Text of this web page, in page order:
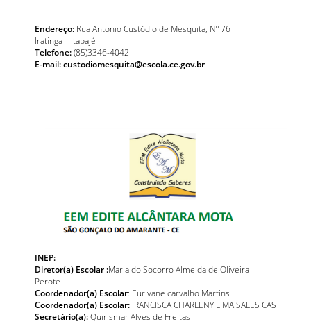
Endereço: Rua Antonio Custódio de Mesquita, Nº 76
Iratinga – Itapajé
Telefone:(85)3346-4042
E-mail:custodiomesquita@escola.ce.gov.br
INEP:
Diretor(a) Escolar :Maria do Socorro Almeida de Oliveira
Perote
Coordenador(a) Escolar: Eurivane carvalho Martins
Coordenador(a) Escolar:FRANCISCA CHARLENY LIMA SALES CAS
Secretário(a):Quirismar Alves de Freitas